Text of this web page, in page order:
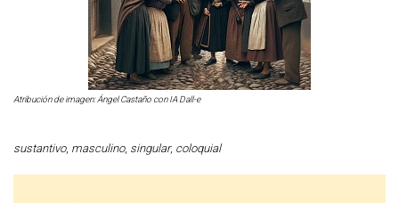
Atribución de imagen: Ángel Castaño con IA Dall-e
sustantivo, masculino, singular, coloquial